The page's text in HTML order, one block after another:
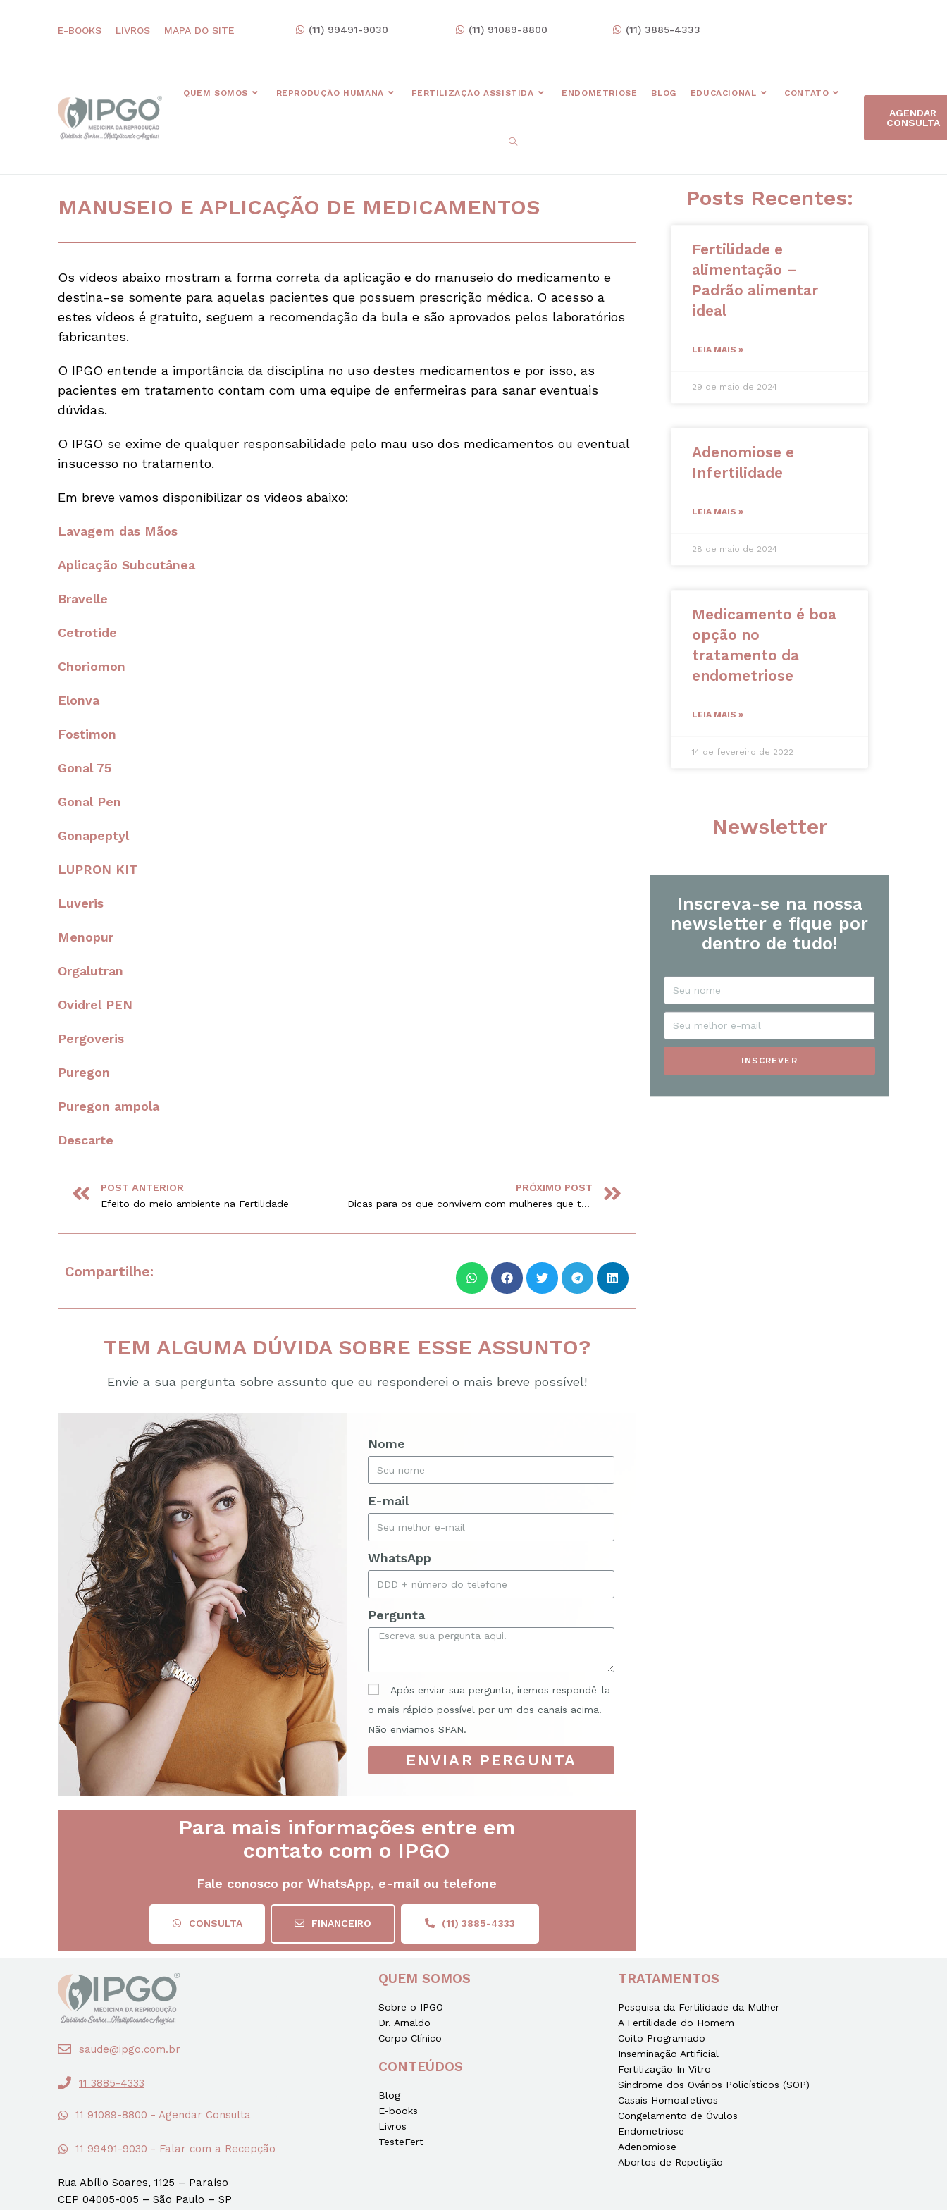
E-BOOKS LIVROS MAPA DO SITE (11) 99491-9030 (11) 91089-8800 (11) 3885-4333
QUEM SOMOS REPRODUÇÃO HUMANA FERTILIZAÇÃO ASSISTIDA ENDOMETRIOSE BLOG EDUCACIONAL CONTATO
AGENDAR
CONSULTA
MANUSEIO E APLICAÇÃO DE MEDICAMENTOS
Os vídeos abaixo mostram a forma correta da aplicação e do manuseio do medicamento e
destina-se somente para aquelas pacientes que possuem prescrição médica. O acesso a
estes vídeos é gratuito, seguem a recomendação da bula e são aprovados pelos laboratórios
fabricantes.
O IPGO entende a importância da disciplina no uso destes medicamentos e por isso, as
pacientes em tratamento contam com uma equipe de enfermeiras para sanar eventuais
dúvidas.
O IPGO se exime de qualquer responsabilidade pelo mau uso dos medicamentos ou eventual
insucesso no tratamento.
Em breve vamos disponibilizar os videos abaixo:
Lavagem das Mãos
Aplicação Subcutânea
Bravelle
Cetrotide
Choriomon
Elonva
Fostimon
Gonal 75
Gonal Pen
Gonapeptyl
LUPRON KIT
Luveris
Menopur
Orgalutran
Ovidrel PEN
Pergoveris
Puregon
Puregon ampola
Descarte
POST ANTERIOR
Efeito do meio ambiente na Fertilidade
PRÓXIMO POST
Dicas para os que convivem com mulheres que tem TPM
Compartilhe:
TEM ALGUMA DÚVIDA SOBRE ESSE ASSUNTO?
Envie a sua pergunta sobre assunto que eu responderei o mais breve possível!
Nome
E-mail
WhatsApp
Pergunta
Após enviar sua pergunta, iremos respondê-la
o mais rápido possível por um dos canais acima.
Não enviamos SPAN.
ENVIAR PERGUNTA
Para mais informações entre em
contato com o IPGO
Fale conosco por WhatsApp, e-mail ou telefone
CONSULTA FINANCEIRO (11) 3885-4333
Posts Recentes:
Fertilidade e
alimentação –
Padrão alimentar
ideal
LEIA MAIS »
29 de maio de 2024
Adenomiose e
Infertilidade
LEIA MAIS »
28 de maio de 2024
Medicamento é boa
opção no
tratamento da
endometriose
LEIA MAIS »
14 de fevereiro de 2022
Newsletter
Inscreva-se na nossa
newsletter e fique por
dentro de tudo!
INSCREVER
saude@ipgo.com.br
11 3885-4333
11 91089-8800 - Agendar Consulta
11 99491-9030 - Falar com a Recepção
Rua Abílio Soares, 1125 – Paraíso
CEP 04005-005 – São Paulo – SP
QUEM SOMOS
Sobre o IPGO
Dr. Arnaldo
Corpo Clínico
CONTEÚDOS
Blog
E-books
Livros
TesteFert
TRATAMENTOS
Pesquisa da Fertilidade da Mulher
A Fertilidade do Homem
Coito Programado
Inseminação Artificial
Fertilização In Vitro
Síndrome dos Ovários Policísticos (SOP)
Casais Homoafetivos
Congelamento de Óvulos
Endometriose
Adenomiose
Abortos de Repetição